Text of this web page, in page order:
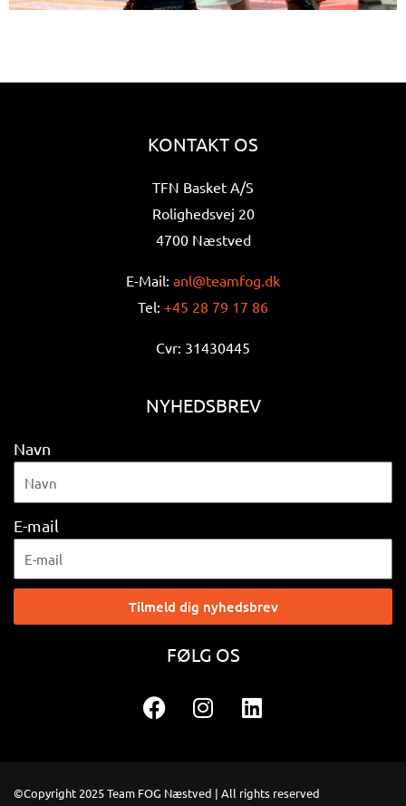
KONTAKT OS
TFN Basket A/S
Rolighedsvej 20
4700 Næstved
E-Mail: anl@teamfog.dk
Tel: +45 28 79 17 86
Cvr: 31430445
NYHEDSBREV
Navn
E-mail
Tilmeld dig nyhedsbrev
FØLG OS
F
a
b
I
n
a
L
i
e
©Copyright 2025 Team FOG Næstved | All rights reserved